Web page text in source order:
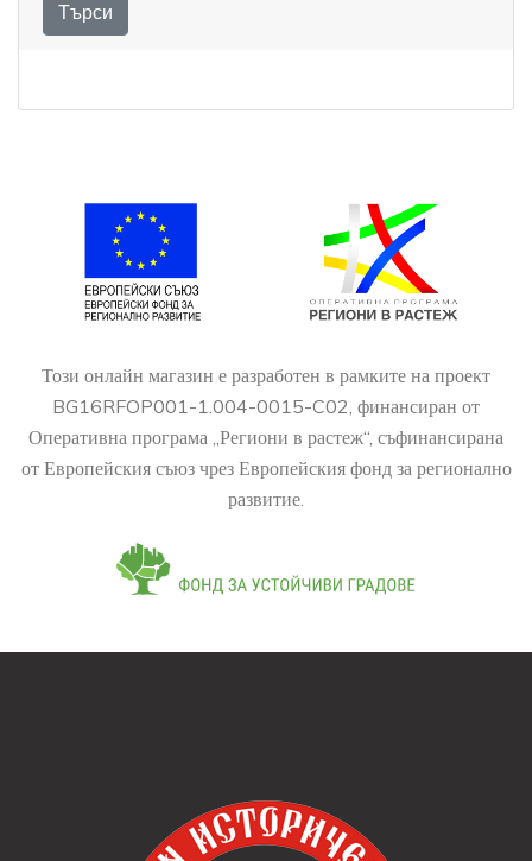
Търси
Този онлайн магазин е разработен в рамките на проект
BG16RFOP001-1.004-0015-C02, финансиран от
Оперативна програма „Региони в растеж“, съфинансирана
от Европейския съюз чрез Европейския фонд за регионално
развитие.